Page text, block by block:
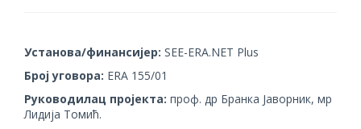
Установа/финансијер: SEE-ERA.NET Plus
Број уговора: ЕRA 155/01
Руководилац пројекта: проф. др Бранка Јаворник, мр
Лидија Томић.